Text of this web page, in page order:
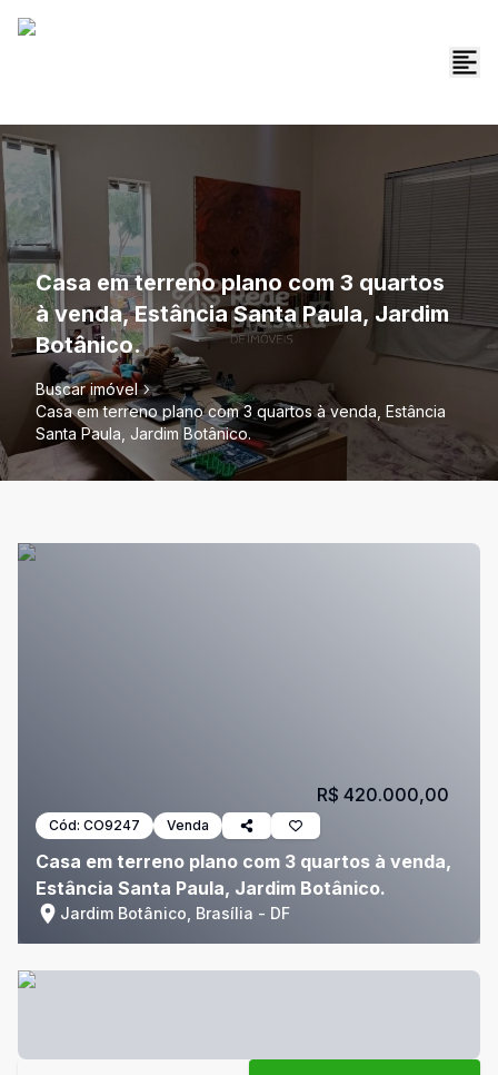
Casa em terreno plano com 3 quartos
à venda, Estância Santa Paula, Jardim
Botânico.
Buscar imóvel
Casa em terreno plano com 3 quartos à venda, Estância
Santa Paula, Jardim Botânico.
Cód: CO9247 Venda
Casa em terreno plano com 3 quartos à venda,
Estância Santa Paula, Jardim Botânico.
Jardim Botânico, Brasília - DF
R$ 420.000,00